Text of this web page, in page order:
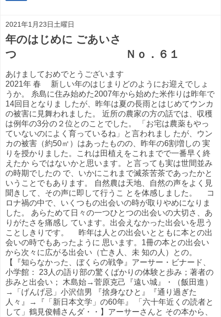
2021年1月23日土曜日
年のはじめに ごあいさ
つ Ｎｏ．６１
あけましておめでとうございます
2021年 春 新しい年のはじまりどのようにお迎えでしょ
うか。 糸島に住み始めた2007年から始めた米作りは昨年で
14回目となりま したが、昨年は夏の長雨とはじめてウンカ
の被害に見舞われました。 近所の農家の方の話では、収穫
は例年の3分の２位とのことでした。 「お宅は農薬もやっ
ていないのによく育っているね」と言われまし たが、ウン
カの被害（約50㎡）はあったものの、昨年の6割増しの 実
りを授かりました。これは田植えをこれまでで一番早く終
えたか らではないかと思います。と言っても実は世間並み
の時期でしたの で、いかにこれまで滅茶苦茶であったかと
いうことでもあります。 自然農は天地、自然の声をよく見
聞きして、その声に即して行うこ とを体感しました。 コ
ロナ禍の中で、いくつもの出会いの時が取りやめになりま
した。 あらためて日々の一つひとつの出会いの大切さ、あ
りがたさを痛感し ています。出会えなかった出会いを思う
ことしきりです。 昨年は人との出会いとともに本との出
会いの時でもあったように 思います。1冊の本との出会い
から次々に広がる出会い（亡き人、未 知の人）との。
【『知らなかった、ぼくらの戦争』アーサー・ビナード、
小学館： 23人の語り部の驚くばかりの体験と歩み；著者の
歩みと出会い； 木島始→菅原克己『遠い城』・（飯田進）
→「げんげ忌」小沢信男 『捨身なひと』『通り過ぎた
人々』→『「新日本文学」の60年』 「六十年近くの読者と
して」鶴見俊輔さんダ・・】アーサーさんと その本から、